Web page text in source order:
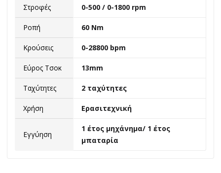
Στροφές 0-500 / 0-1800 rpm
Ροπή 60 Nm
Κρούσεις 0-28800 bpm
Εύρος Τσοκ 13mm
Ταχύτητες 2 ταχύτητες
Χρήση Ερασιτεχνική
Εγγύηση
1 έτος μηχάνημα/ 1 έτος
μπαταρία